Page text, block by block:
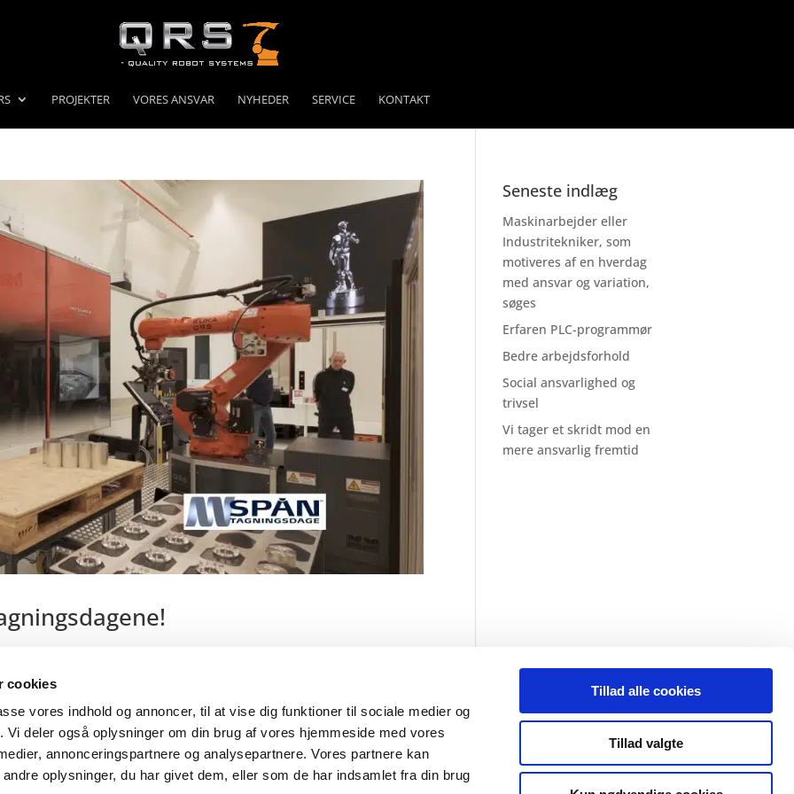
cookies
vores indhold og annoncer, til at vise dig funktioner til sociale medier og
deler også oplysninger om din brug af vores hjemmeside med vores
annonceringspartnere og analysepartnere. Vores partnere kan
oplysninger, du har givet dem, eller som de har indsamlet fra din brug
Tillad alle cookies
Tillad valgte
PROJEKTER VORES ANSVAR NYHEDER SERVICE KONTAKT
cookies. Du kan ændre indstilling for tilladelse til statitik-
indenfor CNC-bearbejdning på Spåntagningsdagene i Middelfart
Seneste indlæg
Maskinarbejder eller
Industritekniker, som
motiveres af en hverdag
med ansvar og variation,
søges
Erfaren PLC-programmør
Bedre arbejdsforhold
Social ansvarlighed og
trivsel
Vi tager et skridt mod en
mere ansvarlig fremtid